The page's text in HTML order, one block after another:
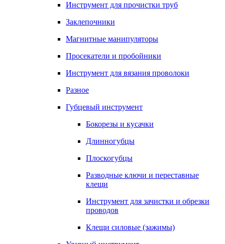
Инструмент для прочистки труб
Заклепочники
Магнитные манипуляторы
Просекатели и пробойники
Инструмент для вязания проволоки
Разное
Губцевый инструмент
Бокорезы и кусачки
Длинногубцы
Плоскогубцы
Разводные ключи и переставные
клещи
Инструмент для зачистки и обрезки
проводов
Клещи силовые (зажимы)